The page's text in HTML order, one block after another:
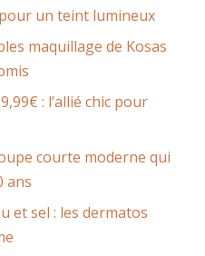
un teint lumineux
maquillage de Kosas
: l’allié chic pour
courte moderne qui
ans
et sel : les dermatos